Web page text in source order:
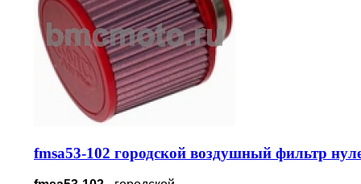
fmsa53-102 городской воздушный фильтр